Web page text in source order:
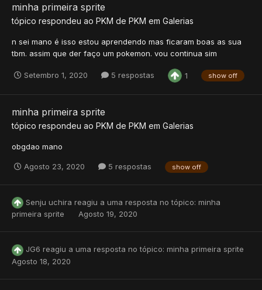
minha primeira sprite
tópico respondeu ao PKM de PKM em Galerias
n sei mano é isso estou aprendendo mas ficaram boas as sua
tbm. assim que der faço um pokemon. vou continua sim
Setembro 1, 2020 5 respostas 1 show off
minha primeira sprite
tópico respondeu ao PKM de PKM em Galerias
obgdao mano
Agosto 23, 2020 5 respostas show off
Senju uchira reagiu a uma resposta no tópico: minha
primeira sprite
Agosto 19, 2020
JG6 reagiu a uma resposta no tópico: minha primeira sprite
Agosto 18, 2020